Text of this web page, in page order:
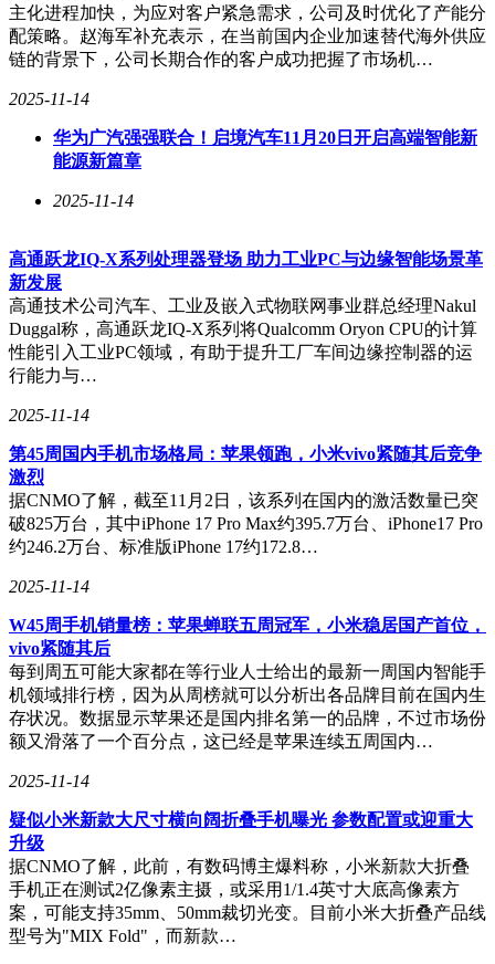
主化进程加快，为应对客户紧急需求，公司及时优化了产能分
配策略。赵海军补充表示，在当前国内企业加速替代海外供应
链的背景下，公司长期合作的客户成功把握了市场机…
2025-11-14
华为广汽强强联合！启境汽车11月20日开启高端智能新
能源新篇章
2025-11-14
高通跃龙IQ-X系列处理器登场 助力工业PC与边缘智能场景革
新发展
高通技术公司汽车、工业及嵌入式物联网事业群总经理Nakul
Duggal称，高通跃龙IQ-X系列将Qualcomm Oryon CPU的计算
性能引入工业PC领域，有助于提升工厂车间边缘控制器的运
行能力与…
2025-11-14
第45周国内手机市场格局：苹果领跑，小米vivo紧随其后竞争
激烈
据CNMO了解，截至11月2日，该系列在国内的激活数量已突
破825万台，其中iPhone 17 Pro Max约395.7万台、iPhone17 Pro
约246.2万台、标准版iPhone 17约172.8…
2025-11-14
W45周手机销量榜：苹果蝉联五周冠军，小米稳居国产首位，
vivo紧随其后
每到周五可能大家都在等行业人士给出的最新一周国内智能手
机领域排行榜，因为从周榜就可以分析出各品牌目前在国内生
存状况。数据显示苹果还是国内排名第一的品牌，不过市场份
额又滑落了一个百分点，这已经是苹果连续五周国内…
2025-11-14
疑似小米新款大尺寸横向阔折叠手机曝光 参数配置或迎重大
升级
据CNMO了解，此前，有数码博主爆料称，小米新款大折叠
手机正在测试2亿像素主摄，或采用1/1.4英寸大底高像素方
案，可能支持35mm、50mm裁切光变。目前小米大折叠产品线
型号为"MIX Fold"，而新款…